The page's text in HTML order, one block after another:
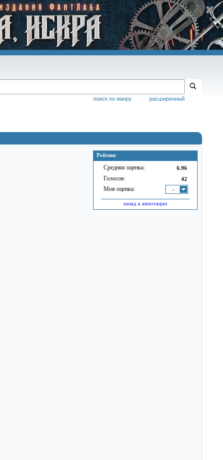
расширенный
поиск по жанру
Рейтинг
Средняя оценка: 6.96
Голосов: 42
Моя оценка: -
назад к аннотации